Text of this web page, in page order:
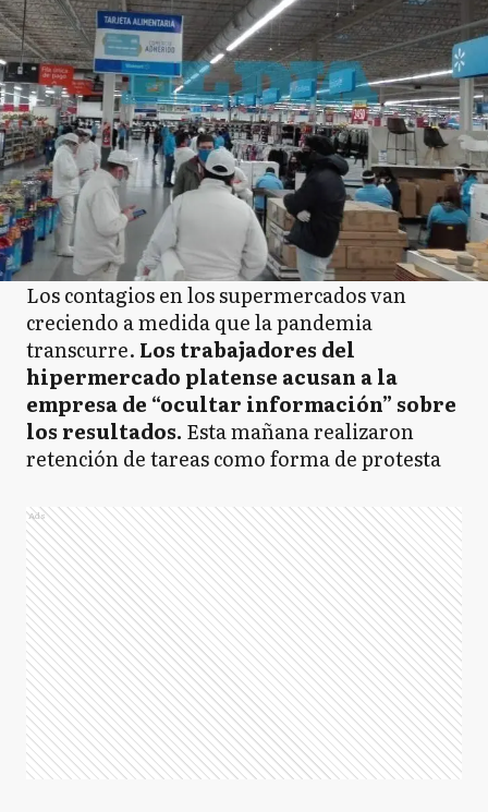
Los contagios en los supermercados van
creciendo a medida que la pandemia
transcurre. Los trabajadores del
hipermercado platense acusan a la
empresa de “ocultar información” sobre
los resultados. Esta mañana realizaron
retención de tareas como forma de protesta
Ads